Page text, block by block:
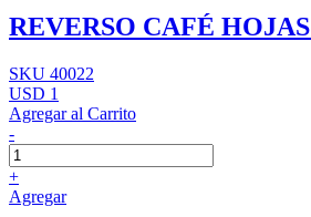
REVERSO CAFÉ
SKU 40022
USD 1
Agregar al Carrito
-
+
Agregar